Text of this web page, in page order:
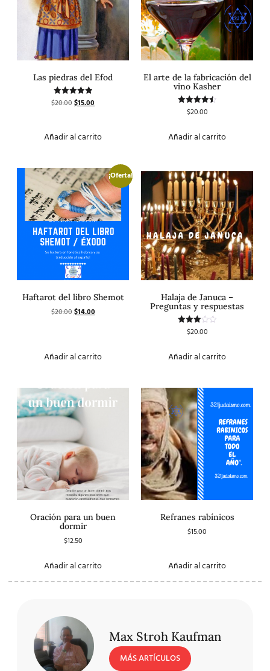
Las piedras del Efod
Valorado
con
$20.00$15.00
Añadir al carrito
El arte de la fabricación del
vino Kasher
Valorado
$20.00
Añadir al carrito
¡Oferta!
Haftarot del libro Shemot
$20.00$14.00
Añadir al carrito
Halaja de Januca –
Preguntas y respuestas
Valorado
con
$20.00
Añadir al carrito
Oración para un buen
dormir
$12.50
Añadir al carrito
Refranes rabínicos
$15.00
Añadir al carrito
Max Stroh Kaufman
MÁS ARTÍCULOS